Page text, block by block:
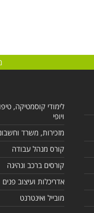
לימודי קוסמטיקה,
ויופי
מזכירות, משרד
קורס מנהל עבודה
קורסים ברכב ונהיגה
אדריכלות ועיצוב פנים
מובייל ואינטרנט